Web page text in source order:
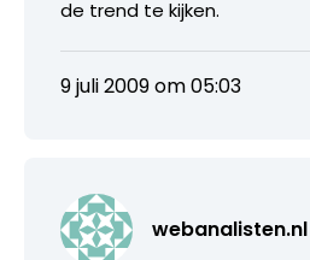
de trend te kijken.
9 juli 2009 om 05:03
webanalisten.nl